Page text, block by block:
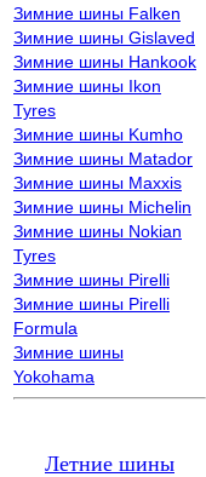
Зимние шины Falken
Зимние шины Gislaved
Зимние шины Hankook
Зимние шины Ikon
Tyres
Зимние шины Kumho
Зимние шины Matador
Зимние шины Maxxis
Зимние шины Michelin
Зимние шины Nokian
Tyres
Зимние шины Pirelli
Зимние шины Pirelli
Formula
Зимние шины
Yokohama
Летние шины